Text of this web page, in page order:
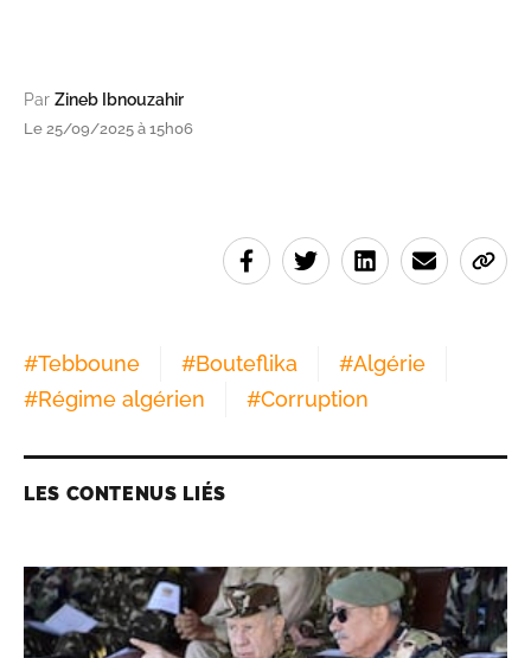
Par Zineb Ibnouzahir
Le 25/09/2025 à 15h06
#Tebboune #Bouteflika #Algérie
#Régime algérien #Corruption
LES CONTENUS LIÉS